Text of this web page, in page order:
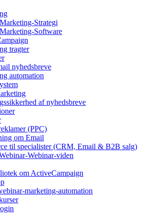
Strategi
Software
tragter
nyhedsbreve
automation
af nyhedsbreve
(PPC)
om Email
til specialister (CRM, Email & B2B salg)
Webinar-viden
om ActiveCampaign
marketing-automation